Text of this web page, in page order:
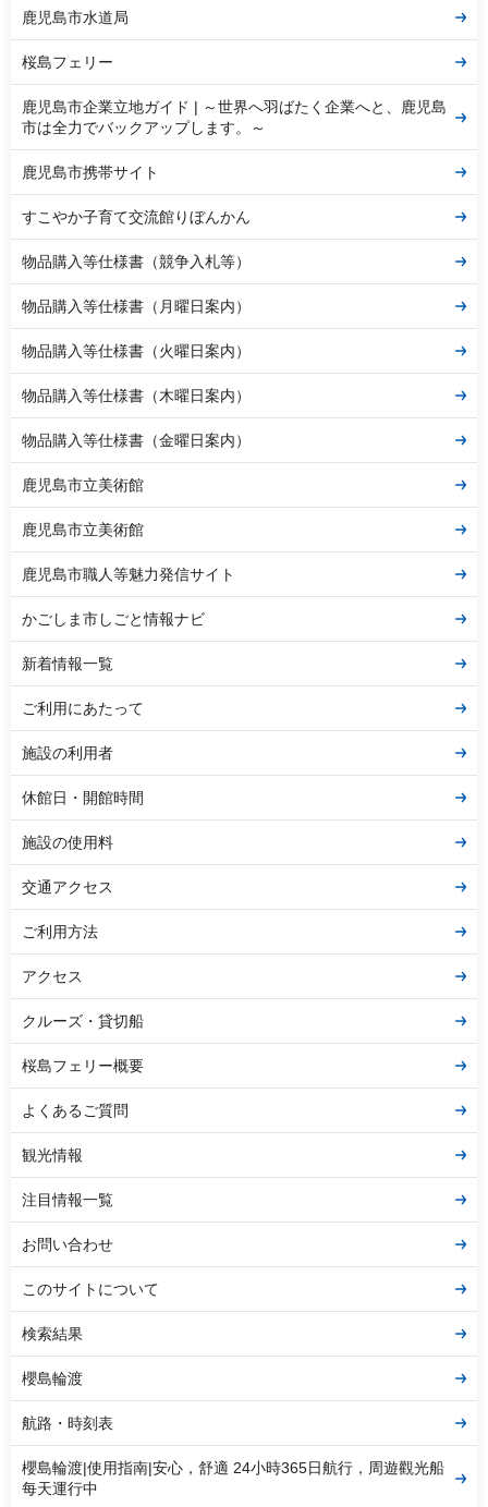
鹿児島市水道局
桜島フェリー
鹿児島市企業立地ガイド | ～世界へ羽ばたく企業へと、鹿児島
市は全力でバックアップします。～
鹿児島市携帯サイト
すこやか子育て交流館りぼんかん
物品購入等仕様書（競争入札等）
物品購入等仕様書（月曜日案内）
物品購入等仕様書（火曜日案内）
物品購入等仕様書（木曜日案内）
物品購入等仕様書（金曜日案内）
鹿児島市立美術館
鹿児島市立美術館
鹿児島市職人等魅力発信サイト
かごしま市しごと情報ナビ
新着情報一覧
ご利用にあたって
施設の利用者
休館日・開館時間
施設の使用料
交通アクセス
ご利用方法
アクセス
クルーズ・貸切船
桜島フェリー概要
よくあるご質問
観光情報
注目情報一覧
お問い合わせ
このサイトについて
検索結果
櫻島輪渡
航路・時刻表
櫻島輪渡|使用指南|安心，舒適 24小時365日航行，周遊觀光船
每天運行中